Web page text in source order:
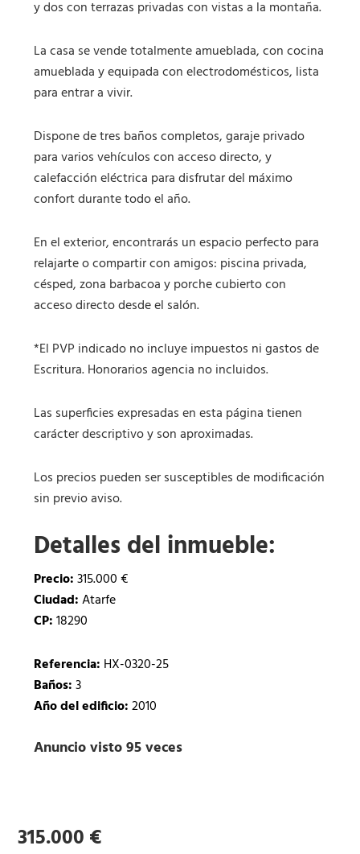
y dos con terrazas privadas con vistas a la montaña.
La casa se vende totalmente amueblada, con cocina
amueblada y equipada con electrodomésticos, lista
para entrar a vivir.
Dispone de tres baños completos, garaje privado
para varios vehículos con acceso directo, y
calefacción eléctrica para disfrutar del máximo
confort durante todo el año.
En el exterior, encontrarás un espacio perfecto para
relajarte o compartir con amigos: piscina privada,
césped, zona barbacoa y porche cubierto con
acceso directo desde el salón.
*El PVP indicado no incluye impuestos ni gastos de
Escritura. Honorarios agencia no incluidos.
Las superficies expresadas en esta página tienen
carácter descriptivo y son aproximadas.
Los precios pueden ser susceptibles de modificación
sin previo aviso.
Detalles del inmueble:
Precio:315.000 €
Ciudad:Atarfe
CP:18290
Referencia: HX-0320-25
Baños:3
Año del edificio:2010
Anuncio visto 95 veces
315.000 €